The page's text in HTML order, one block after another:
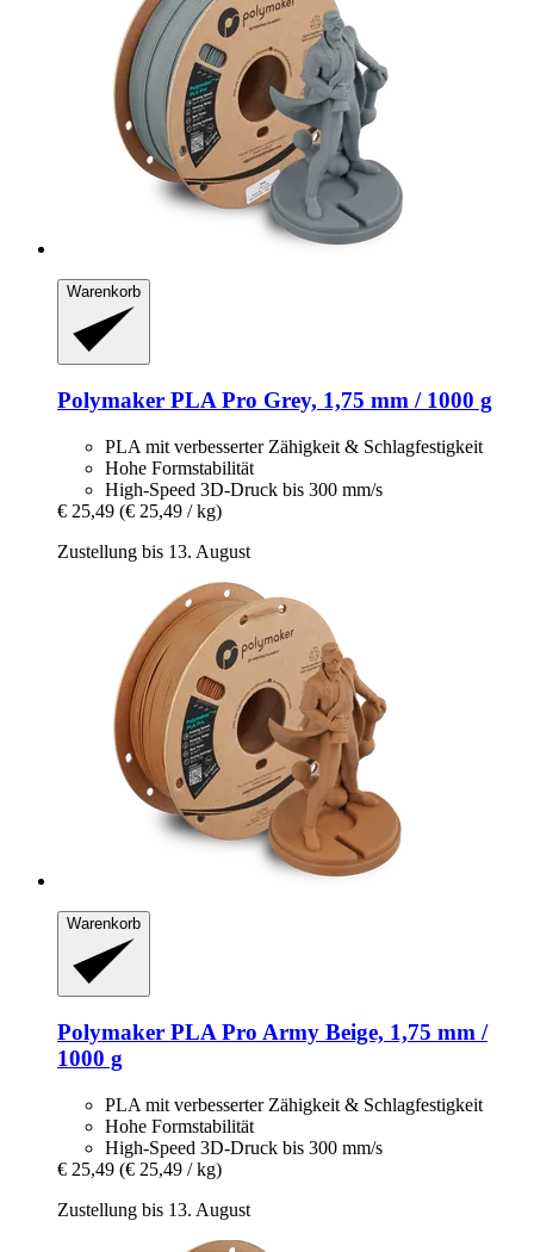
Warenkorb
Polymaker PLA Pro Grey, 1,75 mm / 1000 g
PLA mit verbesserter Zähigkeit & Schlagfestigkeit
Hohe Formstabilität
High-Speed 3D-Druck bis 300 mm/s
€ 25,49 (€ 25,49 / kg)
Zustellung bis 13. August
Warenkorb
Polymaker PLA Pro Army Beige, 1,75 mm /
1000 g
PLA mit verbesserter Zähigkeit & Schlagfestigkeit
Hohe Formstabilität
High-Speed 3D-Druck bis 300 mm/s
€ 25,49 (€ 25,49 / kg)
Zustellung bis 13. August